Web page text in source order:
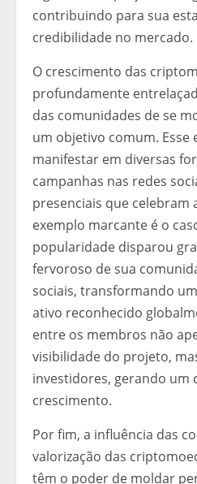
contribuindo para sua
credibilidade no mercado.
O crescimento das
profundamente
das comunidades de se
um objetivo comum. Esse
manifestar em diversas
campanhas nas redes
presenciais que celebram
exemplo marcante é o
popularidade disparou
fervoroso de sua
sociais, transformando
ativo reconhecido
entre os membros não
visibilidade do projeto,
investidores, gerando um
crescimento.
Por fim, a influência das
valorização das
têm o poder de moldar